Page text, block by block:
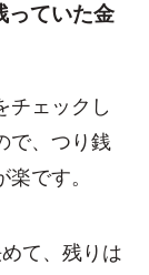
っていた金
チェックし
で、つり銭
です。
て、残りは